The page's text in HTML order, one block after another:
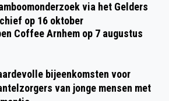
via het Gelders
op 16 oktober
Coffee Arnhem op 7 augustus
bijeenkomsten voor
van jonge mensen met